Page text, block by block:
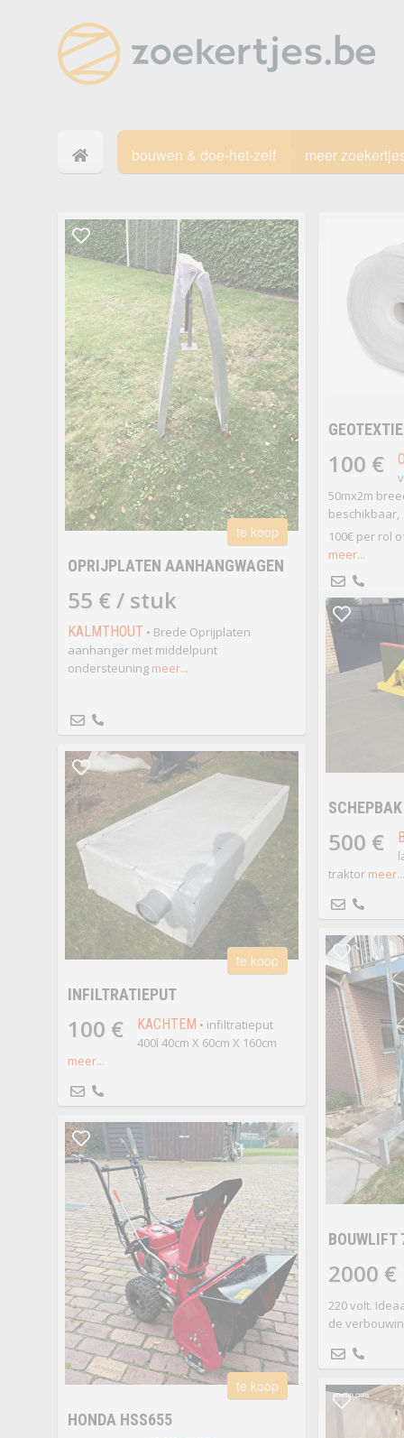
bouwen & doe-het-zelf meer
te koop
OPRIJPLATEN AANHANGWAGEN
55 € / stuk
KALMTHOUT • Brede Oprijplaten
aanhanger met middelpunt
ondersteuning meer...
100 €
50mx2m
beschikbaar,
100€ per rol
meer...
SCHEPBAK
500 €
traktor meer...
te koop
INFILTRATIEPUT
100 € KACHTEM • infiltratieput
400l 40cm X 60cm X 160cm
meer...
BOUWLIFT
2000 €
220 volt.
de
te koop
HONDA HSS655